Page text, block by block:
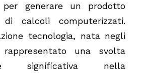
generare un prodotto
calcoli computerizzati.
tecnologia, nata negli
una svolta
significativa nella